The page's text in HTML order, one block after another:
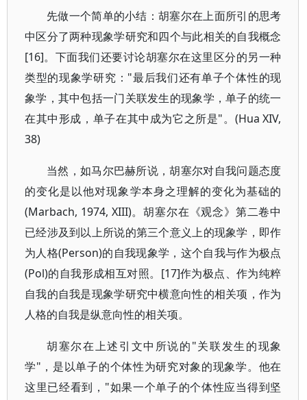
先做一个简单的小结：胡塞尔在上面所引的思考
中区分了两种现象学研究和四个与此相关的自我概念
[16]。下面我们还要讨论胡塞尔在这里区分的另一种
类型的现象学研究："最后我们还有单子个体性的现
象学，其中包括一门关联发生的现象学，单子的统一
在其中形成，单子在其中成为它之所是"。(Hua XIV,
38)
当然，如马尔巴赫所说，胡塞尔对自我问题态度
的变化是以他对现象学本身之理解的变化为基础的
(Marbach, 1974, XIII)。胡塞尔在《观念》第二卷中
已经涉及到以上所说的第三个意义上的现象学，即作
为人格(Person)的自我现象学，这个自我与作为极点
(Pol)的自我形成相互对照。[17]作为极点、作为纯粹
自我的自我是现象学研究中横意向性的相关项，作为
人格的自我是纵意向性的相关项。
胡塞尔在上述引文中所说的"关联发生的现象
学"，是以单子的个体性为研究对象的现象学。他在
这里已经看到，"如果一个单子的个体性应当得到坚